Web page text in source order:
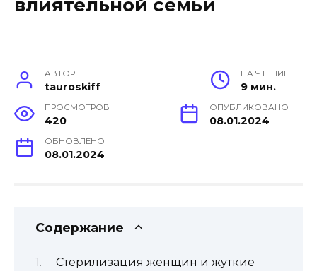
влиятельной семьи
АВТОР
tauroskiff
НА ЧТЕНИЕ
9 мин.
ПРОСМОТРОВ
420
ОПУБЛИКОВАНО
08.01.2024
ОБНОВЛЕНО
08.01.2024
Содержание
Стерилизация женщин и жуткие